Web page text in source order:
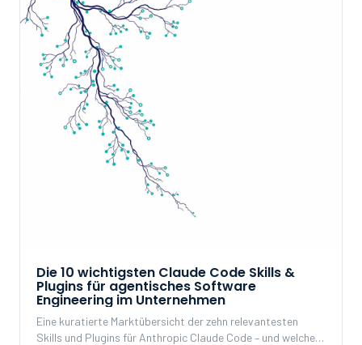
Die 10 wichtigsten Claude Code Skills &
Plugins für agentisches Software
Engineering im Unternehmen
Eine kuratierte Marktübersicht der zehn relevantesten
Skills und Plugins für Anthropic Claude Code – und welche